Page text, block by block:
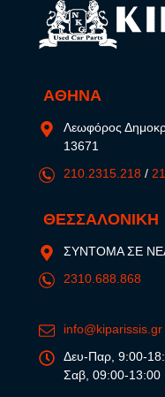
ΑΘΗΝΑ
Λεωφόρος
13671
210.2315.218 /
ΘΕΣΣΑΛΟΝΙΚΗ
ΣΥΝΤΟΜΑ ΣΕ
2310.688.868
info@kiparissis.gr
Δευ-Παρ, 9:00-
Σαβ, 09:00-13:00